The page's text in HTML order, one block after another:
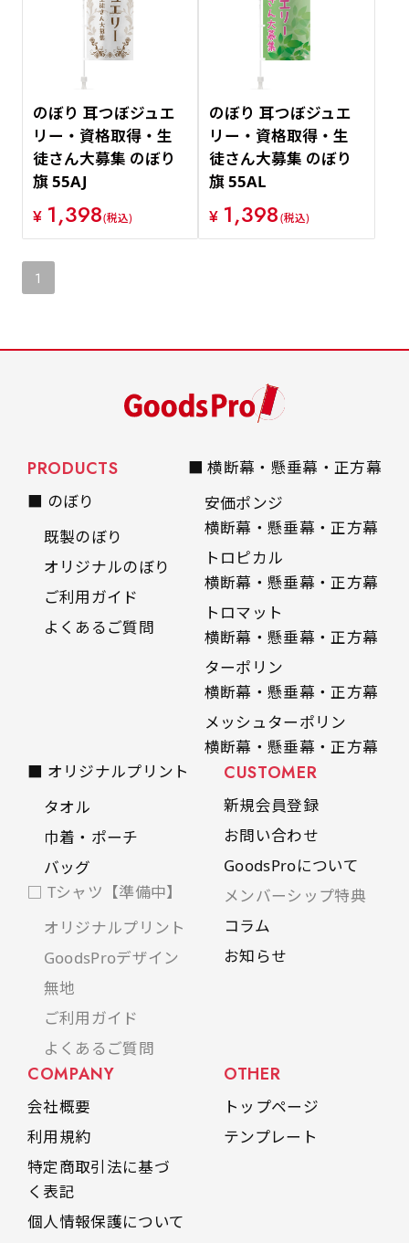
のぼり 耳つぼジュエ
リー・資格取得・生
徒さん大募集 のぼり
旗 55AJ
¥ 1,398(税込)
のぼり 耳つぼジュエ
リー・資格取得・生
徒さん大募集 のぼり
旗 55AL
¥ 1,398(税込)
1
PRODUCTS
■ のぼり
既製のぼり
オリジナルのぼり
ご利用ガイド
よくあるご質問
■ 横断幕・懸垂幕・正方幕
安価ポンジ
横断幕・懸垂幕・正方幕
トロピカル
横断幕・懸垂幕・正方幕
トロマット
横断幕・懸垂幕・正方幕
ターポリン
横断幕・懸垂幕・正方幕
メッシュターポリン
横断幕・懸垂幕・正方幕
■ オリジナルプリント
タオル
巾着・ポーチ
バッグ
□ Tシャツ【準備中】
オリジナルプリント
GoodsProデザイン
無地
ご利用ガイド
よくあるご質問
CUSTOMER
新規会員登録
お問い合わせ
GoodsProについて
メンバーシップ特典
コラム
お知らせ
COMPANY
会社概要
利用規約
特定商取引法に基づ
く表記
個人情報保護について
OTHER
トップページ
テンプレート